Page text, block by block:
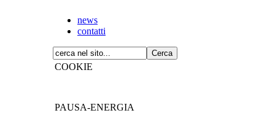
news
contatti
COOKIE
PAUSA-ENERGIA